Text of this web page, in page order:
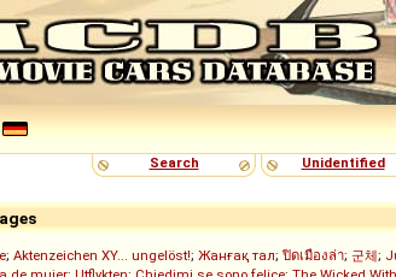
Search
Unidentified
; Aktenzeichen XY... ungelöst!; Жанғақ тал; ปิดเมืองล่า; 군체;